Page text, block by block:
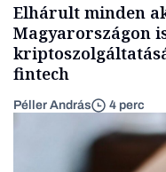
Elhárult minden
Magyarországon
fintech
Péller András 4 perc